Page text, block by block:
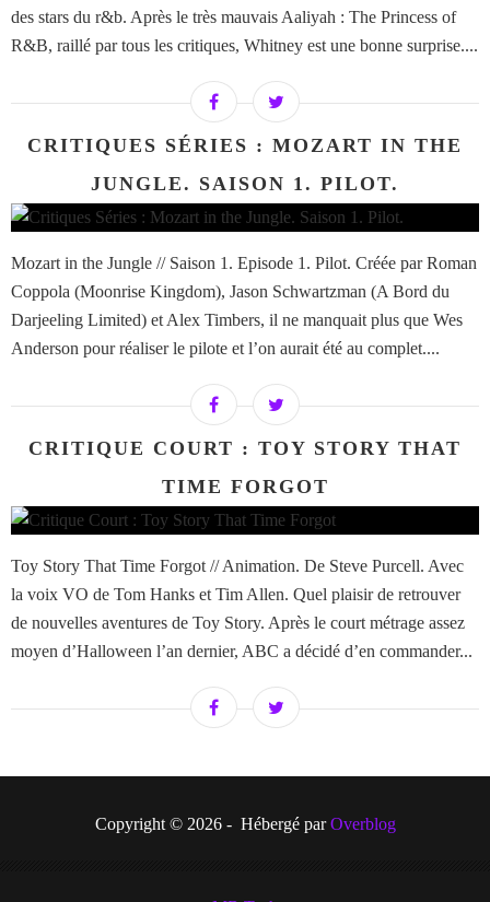
des stars du r&b. Après le très mauvais Aaliyah : The Princess of
R&B, raillé par tous les critiques, Whitney est une bonne surprise....
CRITIQUES SÉRIES : MOZART IN THE
JUNGLE. SAISON 1. PILOT.
Mozart in the Jungle // Saison 1. Episode 1. Pilot. Créée par Roman
Coppola (Moonrise Kingdom), Jason Schwartzman (A Bord du
Darjeeling Limited) et Alex Timbers, il ne manquait plus que Wes
Anderson pour réaliser le pilote et l’on aurait été au complet....
CRITIQUE COURT : TOY STORY THAT
TIME FORGOT
Toy Story That Time Forgot // Animation. De Steve Purcell. Avec
la voix VO de Tom Hanks et Tim Allen. Quel plaisir de retrouver
de nouvelles aventures de Toy Story. Après le court métrage assez
moyen d’Halloween l’an dernier, ABC a décidé d’en commander...
Copyright © 2026 - Hébergé parOverblog